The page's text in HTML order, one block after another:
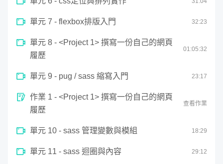
於螢幕之上⋯⋯
如果這些如果可以成真，就可以創造網頁的
生命力，走出單純 UI 框架的套疊！
搭配學習地圖，快速理解四階段課程內容
單元 7 - flexbox排版入門 32:23
單元 8 - <Project 1> 撰寫一份自己的網頁
履歷
01:05:32
單元 9 - pug / sass 縮寫入門 23:17
作業 1 - <Project 1> 撰寫一份自己的網頁
履歷
查看作業
單元 10 - sass 管理變數與模組 18:29
單元 11 - sass 迴圈與內容 29:12